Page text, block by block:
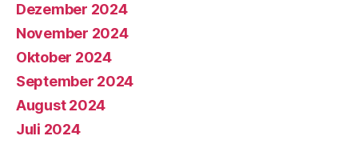
Dezember 2024
November 2024
Oktober 2024
September 2024
August 2024
Juli 2024